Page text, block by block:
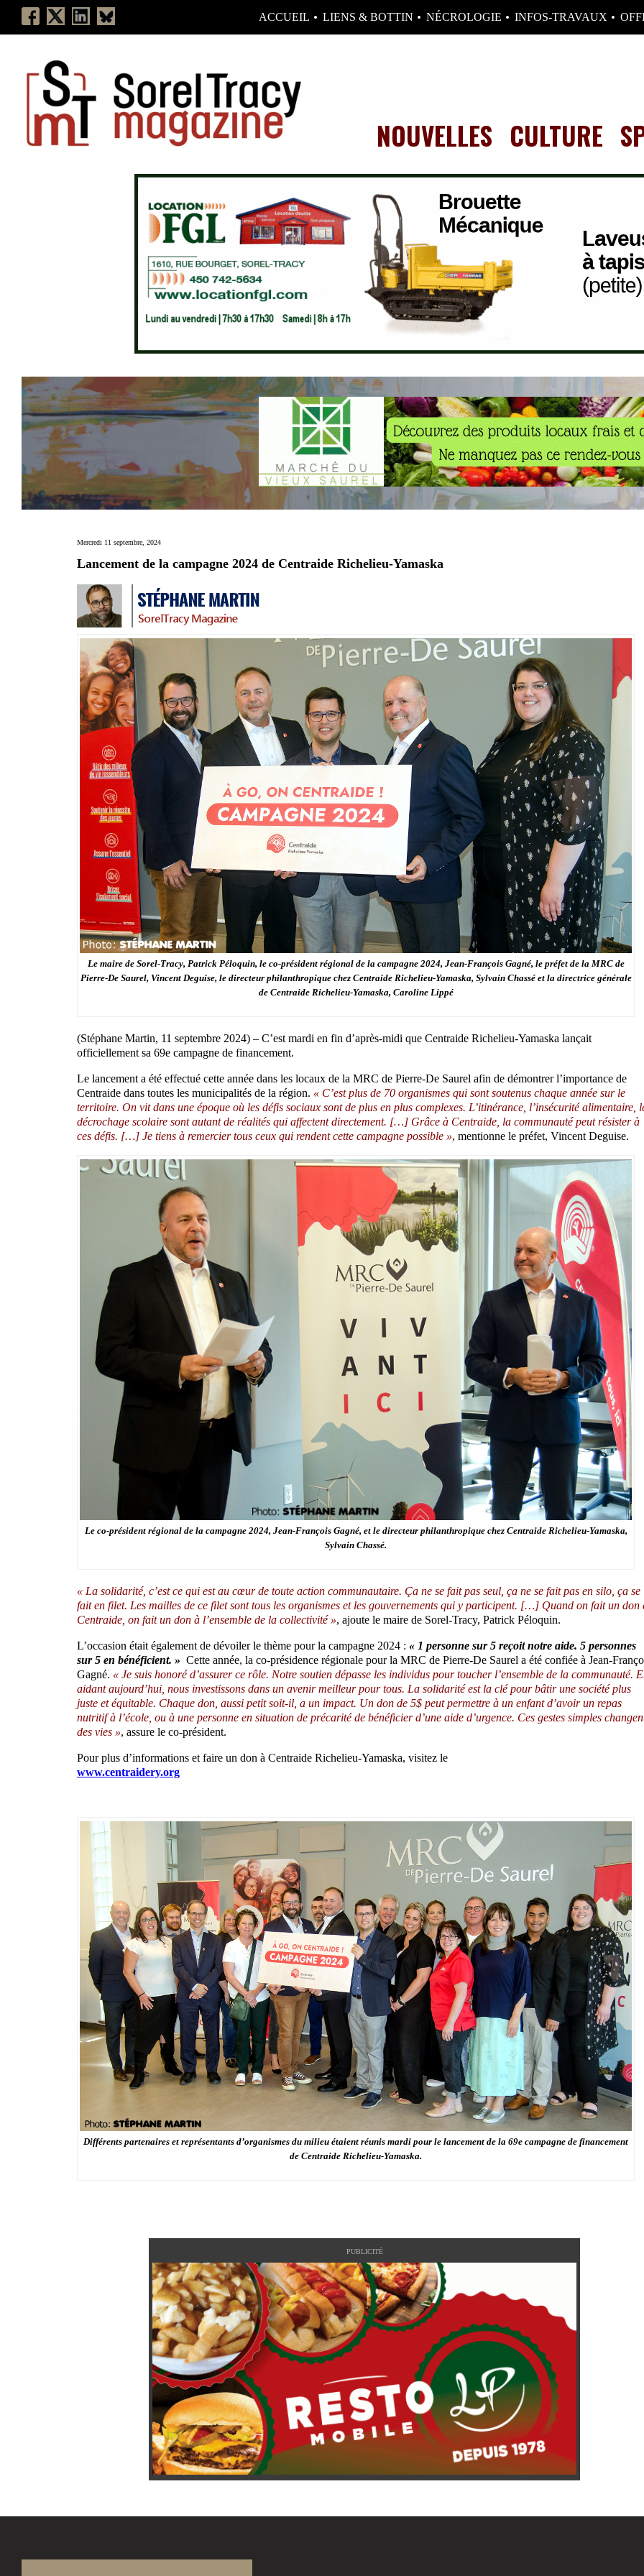
ACCUEIL LIENS & BOTTIN NÉCROLOGIE INFOS-TRAVAUX
NOUVELLES CULTURE
Mercredi 11 septembre, 2024
Lancement de la campagne 2024 de Centraide Richelieu-Yamaska
Le maire de Sorel-Tracy, Patrick Péloquin, le co-président régional de la campagne 2024, Jean-François Gagné, le préfet de la MRC de
Pierre-De Saurel, Vincent Deguise, le directeur philanthropique chez Centraide Richelieu-Yamaska, Sylvain Chassé et la directrice générale
de Centraide Richelieu-Yamaska, Caroline Lippé
(Stéphane Martin, 11 septembre 2024) – C’est mardi en fin d’après-midi que Centraide Richelieu-Yamaska lançait
officiellement sa 69e campagne de financement.
Le lancement a été effectué cette année dans les locaux de la MRC de Pierre-De Saurel afin de démontrer l’importance de
Centraide dans toutes les municipalités de la région. « C’est plus de 70 organismes qui sont soutenus chaque année sur le
territoire. On vit dans une époque où les défis sociaux sont de plus en plus complexes. L’itinérance, l’insécurité alimentaire,
décrochage scolaire sont autant de réalités qui affectent directement. […] Grâce à Centraide, la communauté peut résister à
ces défis. […] Je tiens à remercier tous ceux qui rendent cette campagne possible », mentionne le préfet, Vincent Deguise.
Le co-président régional de la campagne 2024, Jean-François Gagné, et le directeur philanthropique chez Centraide Richelieu-Yamaska,
Sylvain Chassé.
« La solidarité, c’est ce qui est au cœur de toute action communautaire. Ça ne se fait pas seul, ça ne se fait pas en silo, ça se
fait en filet. Les mailles de ce filet sont tous les organismes et les gouvernements qui y participent. […] Quand on fait un don
Centraide, on fait un don à l’ensemble de la collectivité », ajoute le maire de Sorel-Tracy, Patrick Péloquin.
L’occasion était également de dévoiler le thème pour la campagne 2024 : « 1 personne sur 5 reçoit notre aide. 5 personnes
sur 5 en bénéficient. » Cette année, la co-présidence régionale pour la MRC de Pierre-De Saurel a été confiée à Jean-
Gagné. « Je suis honoré d’assurer ce rôle. Notre soutien dépasse les individus pour toucher l’ensemble de la communauté.
aidant aujourd’hui, nous investissons dans un avenir meilleur pour tous. La solidarité est la clé pour bâtir une société plus
juste et équitable. Chaque don, aussi petit soit-il, a un impact. Un don de 5$ peut permettre à un enfant d’avoir un repas
nutritif à l’école, ou à une personne en situation de précarité de bénéficier d’une aide d’urgence. Ces gestes simples
des vies », assure le co-président.
Pour plus d’informations et faire un don à Centraide Richelieu-Yamaska, visitez le
www.centraidery.org
Différents partenaires et représentants d’organismes du milieu étaient réunis mardi pour le lancement de la 69e campagne de financement
de Centraide Richelieu-Yamaska.
PUBLICITÉ